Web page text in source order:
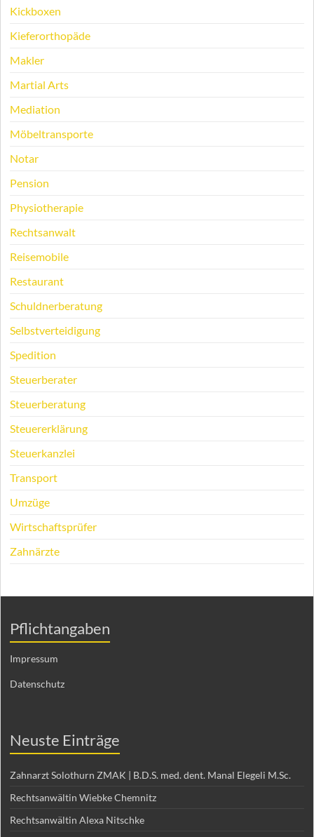
Kickboxen
Kieferorthopäde
Makler
Martial Arts
Mediation
Möbeltransporte
Notar
Pension
Physiotherapie
Rechtsanwalt
Reisemobile
Restaurant
Schuldnerberatung
Selbstverteidigung
Spedition
Steuerberater
Steuerberatung
Steuererklärung
Steuerkanzlei
Transport
Umzüge
Wirtschaftsprüfer
Zahnärzte
Pflichtangaben
Impressum
Datenschutz
Neuste Einträge
Zahnarzt Solothurn ZMAK | B.D.S. med. dent. Manal Elegeli M.Sc.
Rechtsanwältin Wiebke Chemnitz
Rechtsanwältin Alexa Nitschke